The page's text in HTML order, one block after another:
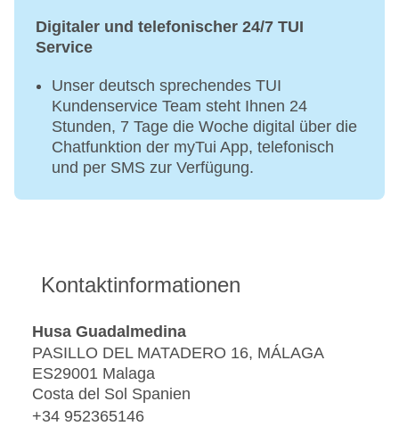
Digitaler und telefonischer 24/7 TUI
Service
Unser deutsch sprechendes TUI
Kundenservice Team steht Ihnen 24
Stunden, 7 Tage die Woche digital über die
Chatfunktion der myTui App, telefonisch
und per SMS zur Verfügung.
Kontaktinformationen
Husa Guadalmedina
PASILLO DEL MATADERO 16, MÁLAGA
ES29001 Malaga
Costa del Sol Spanien
+34 952365146